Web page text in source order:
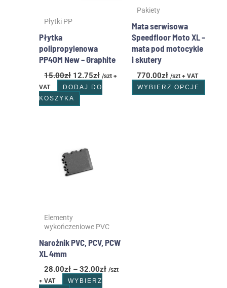
Płytki PP
Płytka
polipropylenowa
PP40M New – Graphite
15.00zł 12.75zł /szt +
VAT
DODAJ DO
KOSZYKA
Pakiety
Mata serwisowa
Speedfloor Moto XL –
mata pod motocykle
i skutery
770.00zł /szt + VAT
WYBIERZ OPCJE
Elementy
wykończeniowe PVC
Narożnik PVC, PCV, PCW
XL 4mm
28.00zł – 32.00zł /szt
+ VAT
WYBIERZ
ma
wiele
wariantów.
na
stronie
produktu